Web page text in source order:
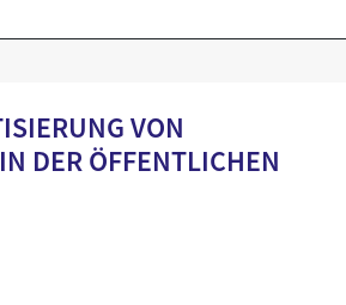
VON
DER ÖFFENTLICHEN